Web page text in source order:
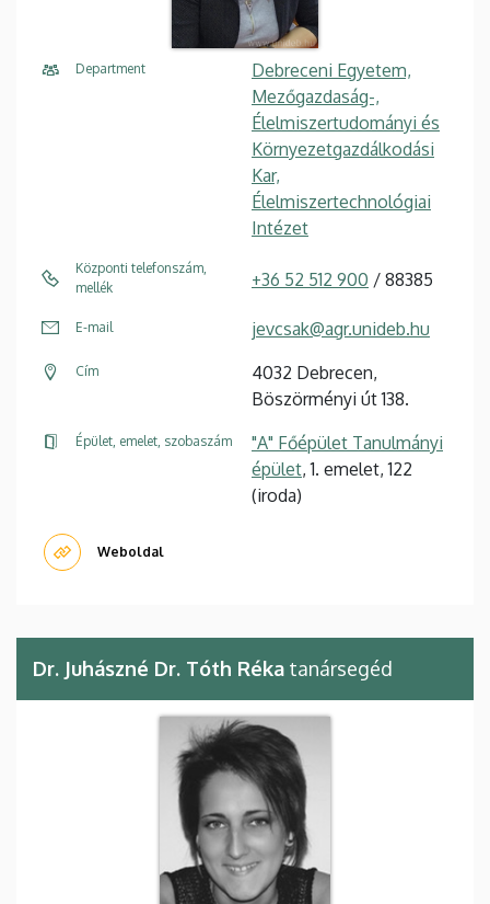
Department
Debreceni Egyetem,
Mezőgazdaság-,
Élelmiszertudományi és
Környezetgazdálkodási
Kar,
Élelmiszertechnológiai
Intézet
Központi telefonszám,
mellék
+36 52 512 900 / 88385
E-mail jevcsak@agr.unideb.hu
Cím
4032 Debrecen,
Böszörményi út 138.
Épület, emelet, szobaszám
"A" Főépület Tanulmányi
épület, 1. emelet, 122
(iroda)
Weboldal
Dr. Juhászné Dr. Tóth Réka tanársegéd